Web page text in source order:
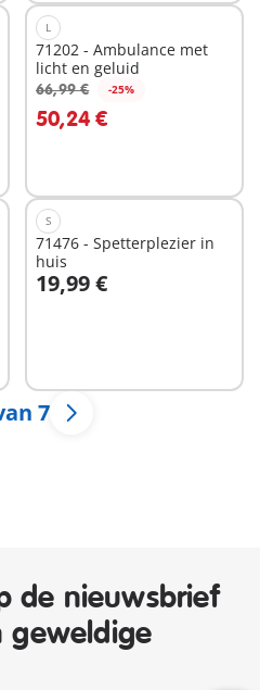
L
71202 - Ambulance met
licht en geluid
66,99 € -25%
50,24 €
In winkelwagen
S
71476 - Spetterplezier in
huis
19,99 €
In winkelwagen
7
de nieuwsbrief
geweldige